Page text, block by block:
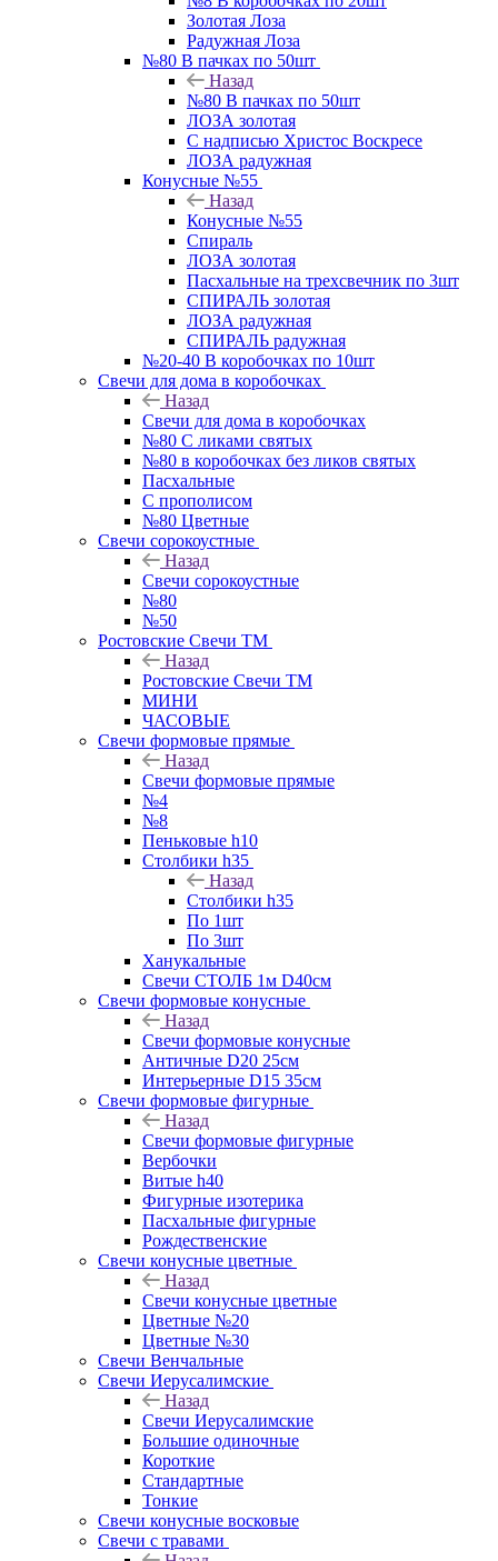
Золотая Лоза
Радужная Лоза
№80 В пачках по 50шт
Назад
№80 В пачках по 50шт
ЛОЗА золотая
С надписью Христос Воскресе
ЛОЗА радужная
Конусные №55
Назад
Конусные №55
Спираль
ЛОЗА золотая
Пасхальные на трехсвечник по 3шт
СПИРАЛЬ золотая
ЛОЗА радужная
СПИРАЛЬ радужная
№20-40 В коробочках по 10шт
Свечи для дома в коробочках
Назад
Свечи для дома в коробочках
№80 С ликами святых
№80 в коробочках без ликов святых
Пасхальные
С прополисом
№80 Цветные
Свечи сорокоустные
Назад
Свечи сорокоустные
№80
№50
Ростовские Свечи ТМ
Назад
Ростовские Свечи ТМ
МИНИ
ЧАСОВЫЕ
Свечи формовые прямые
Назад
Свечи формовые прямые
№4
№8
Пеньковые h10
Столбики h35
Назад
Столбики h35
По 1шт
По 3шт
Ханукальные
Свечи СТОЛБ 1м D40см
Свечи формовые конусные
Назад
Свечи формовые конусные
Античные D20 25см
Интерьерные D15 35см
Свечи формовые фигурные
Назад
Свечи формовые фигурные
Вербочки
Витые h40
Фигурные изотерика
Пасхальные фигурные
Рождественские
Свечи конусные цветные
Назад
Свечи конусные цветные
Цветные №20
Цветные №30
Свечи Венчальные
Свечи Иерусалимские
Назад
Свечи Иерусалимские
Большие одиночные
Короткие
Стандартные
Тонкие
Свечи конусные восковые
Свечи с травами